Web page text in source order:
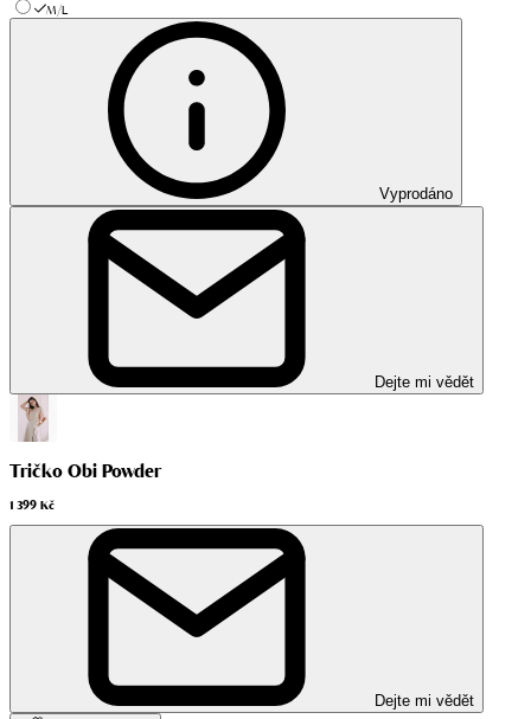
M/L
Vyprodáno
Dejte mi vědět
Tričko Obi Powder
1 399 Kč
Dejte mi vědět